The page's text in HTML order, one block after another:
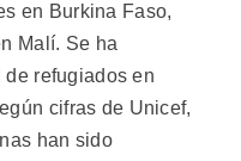
en Burkina Faso,
Malí. Se ha
refugiados en
cifras de Unicef,
han sido